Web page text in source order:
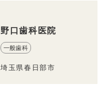
野口歯科医院
一般歯科
埼玉県春日部市